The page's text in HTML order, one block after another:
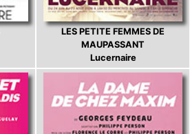
LES PETITE FEMMES DE
MAUPASSANT
Lucernaire